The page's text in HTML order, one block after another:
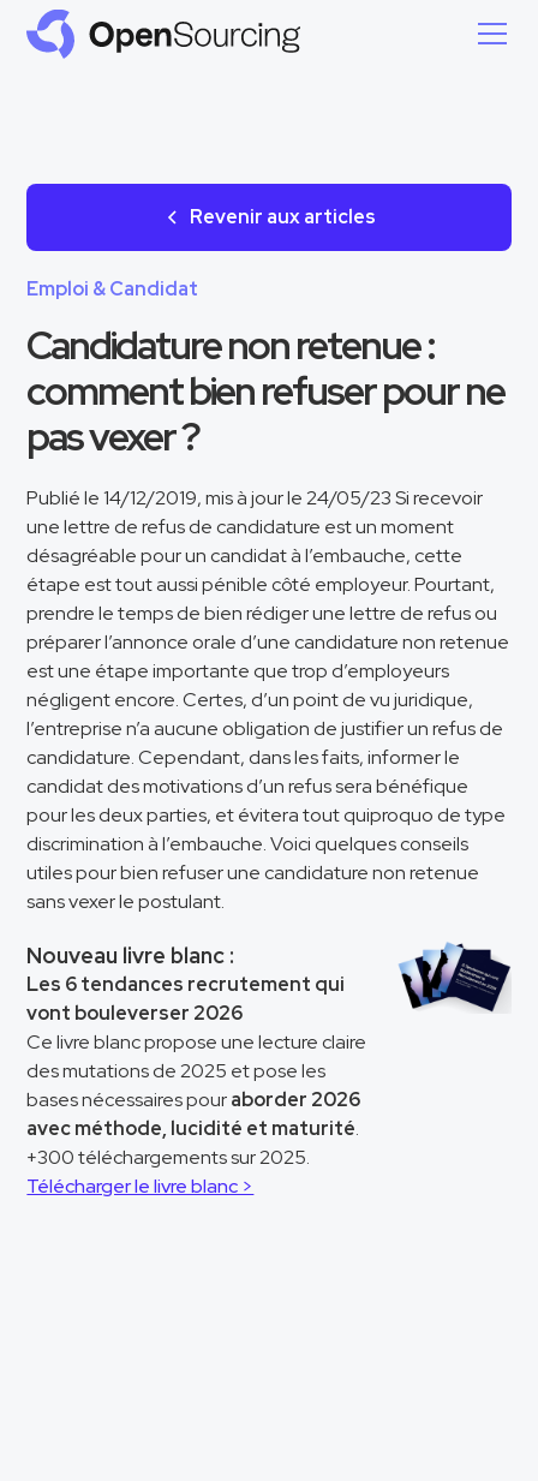
Revenir aux articles
Emploi & Candidat
Candidature non retenue :
comment bien refuser pour ne
pas vexer ?
Publié le 14/12/2019, mis à jour le 24/05/23 Si recevoir
une lettre de refus de candidature est un moment
désagréable pour un candidat à l’embauche, cette
étape est tout aussi pénible côté employeur. Pourtant,
prendre le temps de bien rédiger une lettre de refus ou
préparer l’annonce orale d’une candidature non retenue
est une étape importante que trop d’employeurs
négligent encore. Certes, d’un point de vu juridique,
l’entreprise n’a aucune obligation de justifier un refus de
candidature. Cependant, dans les faits, informer le
candidat des motivations d’un refus sera bénéfique
pour les deux parties, et évitera tout quiproquo de type
discrimination à l’embauche. Voici quelques conseils
utiles pour bien refuser une candidature non retenue
sans vexer le postulant.
Nouveau livre blanc :
Les 6 tendances recrutement qui
vont bouleverser 2026
Ce livre blanc propose une lecture claire
des mutations de 2025 et pose les
bases nécessaires pouraborder 2026
avec méthode, lucidité et maturité.
+300 téléchargements sur 2025.
Télécharger le livre blanc >